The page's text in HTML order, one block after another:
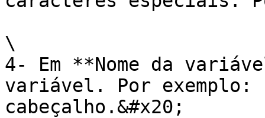
\
4- Em **Nome da
variável. Por exemplo:
cabeçalho.&#x20;